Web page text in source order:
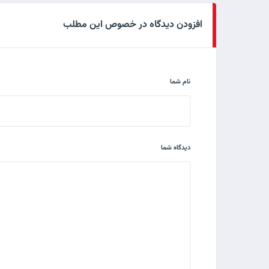
افزودن دیدگاه در خصوص این مطلب
نام شما
دیدگاه شما